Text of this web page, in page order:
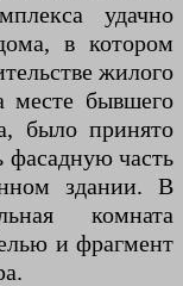
удачно
в котором
жилого
месте бывшего
было принято
фасадную часть
здании. В
комната
и фрагмент